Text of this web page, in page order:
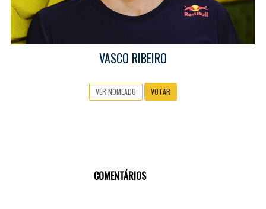
VASCO RIBEIRO
VER NOMEADO VOTAR
COMENTÁRIOS